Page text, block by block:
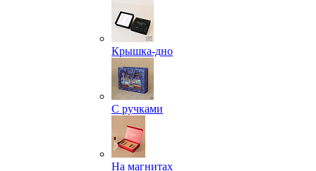
Крышка-дно
С ручками
На магнитах